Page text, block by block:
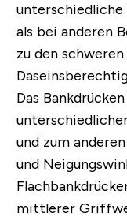
unterschiedliche
als bei anderen
zu den
Das
und zum
und
mittlerer